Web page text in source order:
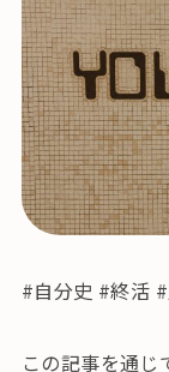
#自分史 #終活
この記事を通